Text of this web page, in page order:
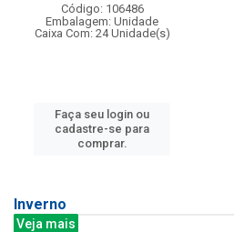
Código: 106486
Embalagem: Unidade
Caixa Com: 24 Unidade(s)
Faça seu login ou
cadastre-se para
comprar.
Inverno
Veja mais